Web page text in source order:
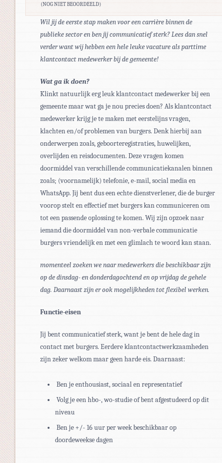
(NOG NIET BEOORDEELD)
Wil jij de eerste stap maken voor een carrière binnen de
publieke sector en ben jij communicatief sterk? Lees dan snel
verder want wij hebben een hele leuke vacature als parttime
klantcontact medewerker bij de gemeente!
Wat ga ik doen?
Klinkt natuurlijk erg leuk klantcontact medewerker bij een
gemeente maar wat ga je nou precies doen? Als klantcontact
medewerker krijg je te maken met eerstelijns vragen,
klachten en/of problemen van burgers. Denk hierbij aan
onderwerpen zoals, geboorteregistraties, huwelijken,
overlijden en reisdocumenten. Deze vragen komen
doormiddel van verschillende communicatiekanalen binnen
zoals; (voornamelijk) telefonie, e-mail, social media en
WhatsApp. Jij bent dus een echte dienstverlener, die de burger
voorop stelt en effectief met burgers kan communiceren om
tot een passende oplossing te komen. Wij zijn opzoek naar
iemand die doormiddel van non-verbale communicatie
burgers vriendelijk en met een glimlach te woord kan staan.
momenteel zoeken we naar medewerkers die beschikbaar zijn
op de dinsdag- en donderdagochtend en op vrijdag de gehele
dag. Daarnaast zijn er ook mogelijkheden tot flexibel werken.
Functie-eisen
Jij bent communicatief sterk, want je bent de hele dag in
contact met burgers. Eerdere klantcontactwerkzaamheden
zijn zeker welkom maar geen harde eis. Daarnaast:
Ben je enthousiast, sociaal en representatief
Volg je een hbo-, wo-studie of bent afgestudeerd op dit
niveau
Ben je +/- 16 uur per week beschikbaar op
doordeweekse dagen